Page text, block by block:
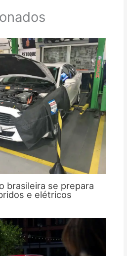
brasileira se prepara
e elétricos